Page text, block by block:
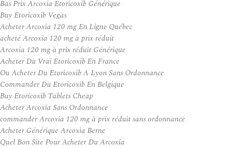
Bas Prix Arcoxia Etoricoxib Générique
Buy Etoricoxib Vegas
Acheter Arcoxia 120 mg En Ligne Québec
acheté Arcoxia 120 mg à prix réduit
Arcoxia 120 mg à prix réduit Générique
Acheter Du Vrai Etoricoxib En France
Ou Acheter Du Etoricoxib A Lyon Sans Ordonnance
Commander Du Etoricoxib En Belgique
Buy Etoricoxib Tablets Cheap
Acheter Arcoxia Sans Ordonnance
commander Arcoxia 120 mg à prix réduit sans ordonnance
Acheter Générique Arcoxia Berne
Quel Bon Site Pour Acheter Du Arcoxia